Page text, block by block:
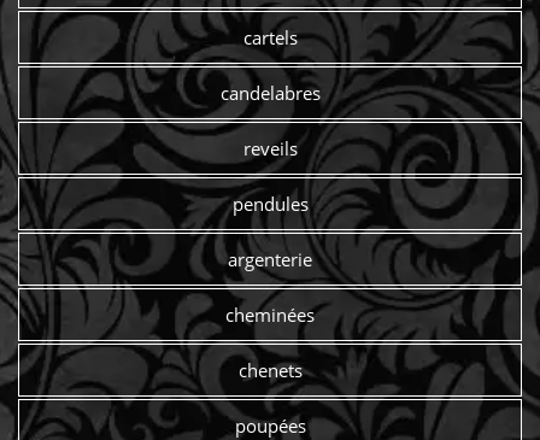
cartels
candelabres
reveils
pendules
argenterie
cheminées
chenets
poupées